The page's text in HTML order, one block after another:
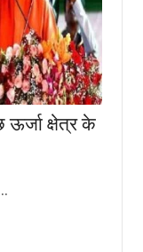
क्षेत्र के